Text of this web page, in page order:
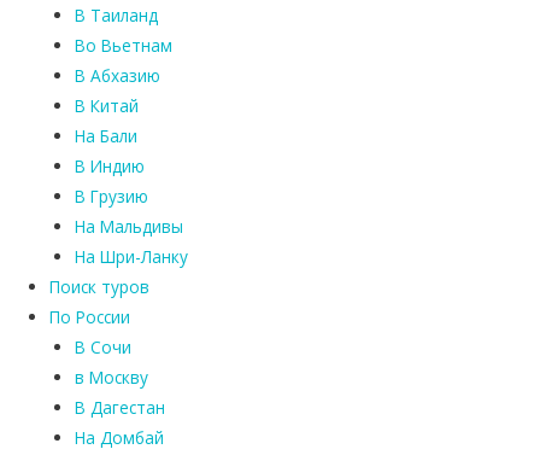
В Таиланд
Во Вьетнам
В Абхазию
В Китай
На Бали
В Индию
В Грузию
На Мальдивы
На Шри-Ланку
Поиск туров
По России
В Сочи
в Москву
В Дагестан
На Домбай